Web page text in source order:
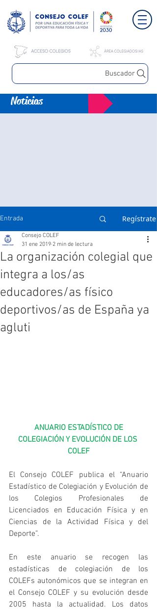
Buscador
Noticias
Entrada Regístrate
La organización colegial que
integra a los/as
educadores/as físico
deportivos/as de España ya
agluti
Consejo COLEF
31 ene 2019 2 min de lectura
ANUARIO ESTADÍSTICO DE
COLEGIACIÓN Y EVOLUCIÓN DE LOS
COLEF
El Consejo COLEF publica el “Anuario
Estadístico de Colegiación y Evolución de
los Colegios Profesionales de
Licenciados en Educación Física y en
Ciencias de la Actividad Física y del
Deporte”.
En este anuario se recogen las
estadísticas de colegiación de los
COLEFs autonómicos que se integran en
el Consejo COLEF y su evolución desde
2005 hasta la actualidad. Los datos